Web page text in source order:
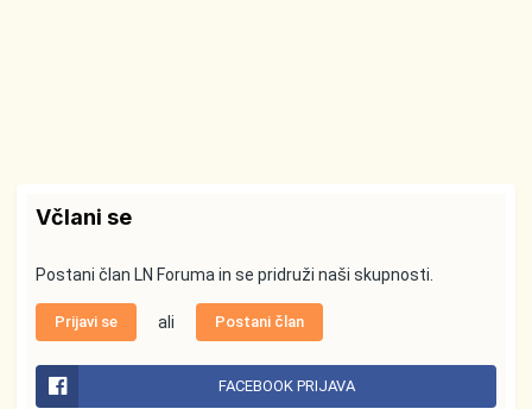
Včlani se
Postani član LN Foruma in se pridruži naši skupnosti.
Prijavi se ali Postani član
FACEBOOK PRIJAVA